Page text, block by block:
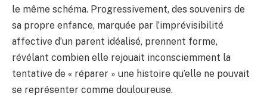
le même schéma. Progressivement, des souvenirs de
sa propre enfance, marquée par l’imprévisibilité
affective d’un parent idéalisé, prennent forme,
révélant combien elle rejouait inconsciemment la
tentative de « réparer » une histoire qu’elle ne pouvait
se représenter comme douloureuse.